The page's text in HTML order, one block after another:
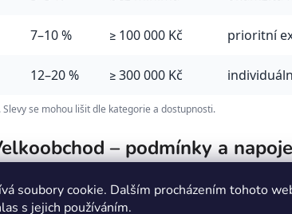
soubory cookie. Dalším procházením tohoto
s jejich používáním.
7–10 % ≥ 100 000 Kč prioritní
12–20 % ≥ 300 000 Kč
se mohou lišit dle kategorie a dostupnosti.
– podmínky a
feed(produkty, ceny, dostupnost, EAN,